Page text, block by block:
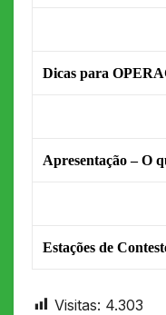
Dicas para
Apresentação – O
Estações de
Visitas: 4.303